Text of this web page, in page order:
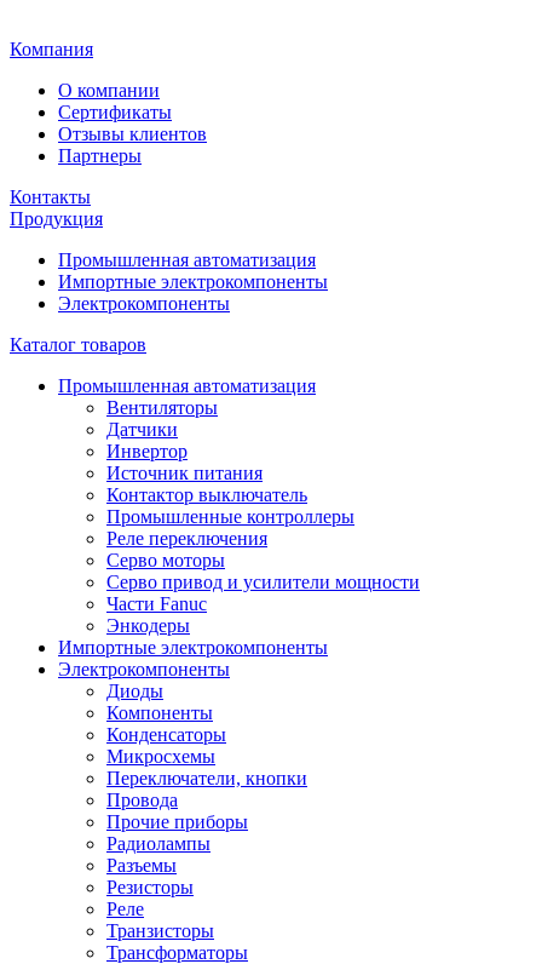
Компания
О компании
Сертификаты
Отзывы клиентов
Партнеры
Контакты
Продукция
Промышленная автоматизация
Импортные электрокомпоненты
Электрокомпоненты
Каталог товаров
Промышленная автоматизация
Вентиляторы
Датчики
Инвертор
Источник питания
Контактор выключатель
Промышленные контроллеры
Реле переключения
Серво моторы
Серво привод и усилители мощности
Части Fanuc
Энкодеры
Импортные электрокомпоненты
Электрокомпоненты
Диоды
Компоненты
Конденсаторы
Микросхемы
Переключатели, кнопки
Провода
Прочие приборы
Радиолампы
Разъемы
Резисторы
Реле
Транзисторы
Трансформаторы